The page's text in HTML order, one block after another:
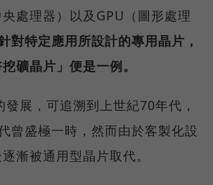
處理器）以及GPU（圖形處理
對特定應用所設計的專用晶片，
礦晶片」便是一例。
發展，可追溯到上世紀70年代，
曾盛極一時，然而由於客製化設
漸被通用型晶片取代。